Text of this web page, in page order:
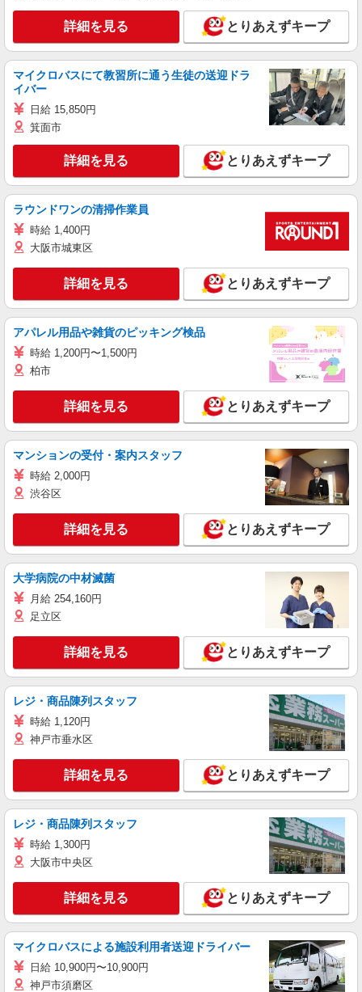
詳細を見る とりあえずキープ
マイクロバスにて教習所に通う生徒の送迎ドラ
イバー
日給 15,850円
箕面市
詳細を見る とりあえずキープ
ラウンドワンの清掃作業員
時給 1,400円
大阪市城東区
詳細を見る とりあえずキープ
アパレル用品や雑貨のピッキング検品
時給 1,200円〜1,500円
柏市
詳細を見る とりあえずキープ
マンションの受付・案内スタッフ
時給 2,000円
渋谷区
詳細を見る とりあえずキープ
大学病院の中材滅菌
月給 254,160円
足立区
詳細を見る とりあえずキープ
レジ・商品陳列スタッフ
時給 1,120円
神戸市垂水区
詳細を見る とりあえずキープ
レジ・商品陳列スタッフ
時給 1,300円
大阪市中央区
詳細を見る とりあえずキープ
マイクロバスによる施設利用者送迎ドライバー
日給 10,900円〜10,900円
神戸市須磨区